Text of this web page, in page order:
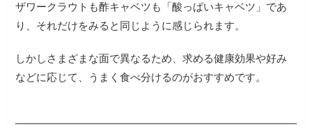
ザワークラウトも酢キャベツも「酸っぱいキャベツ」であ
り、それだけをみると同じように感じられます。
しかしさまざまな面で異なるため、求める健康効果や好み
などに応じて、うまく食べ分けるのがおすすめです。